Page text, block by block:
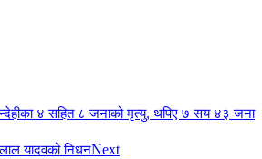
४ सहित ८ जनाको मृत्यु, थपिए ७ सय ४३ जना
यादवको निधनNext